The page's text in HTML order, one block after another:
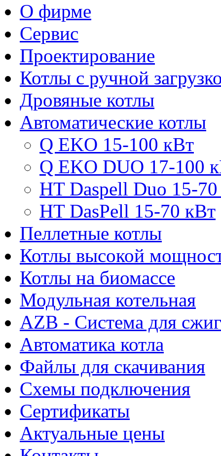
О фирме
Сервис
Проектирование
Котлы с ручной
Дровяные котлы
Автоматические котлы
Q EKO 15-100 кВт
Q EKO DUO 17-100
HT Daspell Duo 15-
HT DasPell 15-70 кВт
Пеллетные котлы
Котлы высокой
Котлы на биомассе
Модульная котельная
AZB - Система для
Автоматика котла
Файлы для скачивания
Схемы подключения
Сертификаты
Актуальные цены